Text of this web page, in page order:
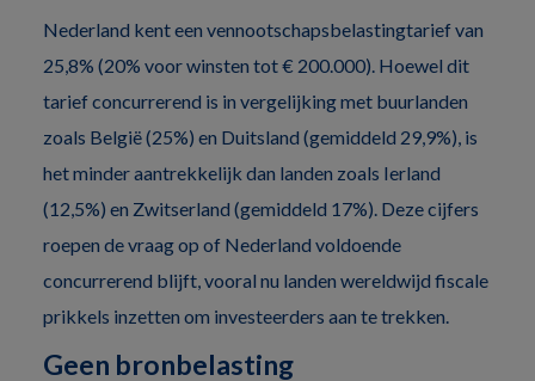
Nederland kent een vennootschapsbelastingtarief van
25,8% (20% voor winsten tot € 200.000). Hoewel dit
tarief concurrerend is in vergelijking met buurlanden
zoals België (25%) en Duitsland (gemiddeld 29,9%), is
het minder aantrekkelijk dan landen zoals Ierland
(12,5%) en Zwitserland (gemiddeld 17%). Deze cijfers
roepen de vraag op of Nederland voldoende
concurrerend blijft, vooral nu landen wereldwijd fiscale
prikkels inzetten om investeerders aan te trekken.
Geen bronbelasting